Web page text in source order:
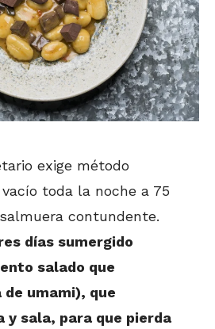
exige método
toda la noche a 75
contundente.
días sumergido
salado que
umami), que
y sala, para que pierda